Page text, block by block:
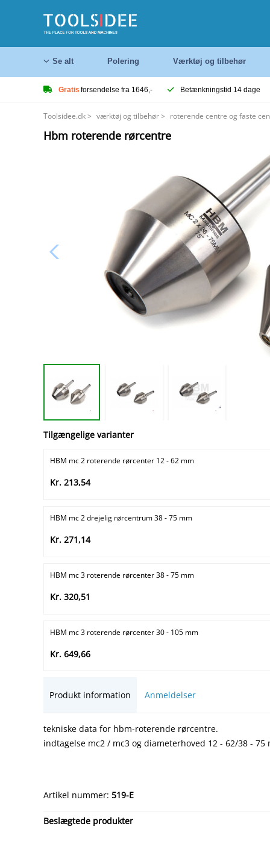
Se alt Polering Værktøj og tilbehør
Gratis forsendelse fra 1646,- Betænkningstid 14 dage
Toolsidee.dk> værktøj og tilbehør> roterende centre og faste
Hbm roterende rørcentre
Tilgængelige varianter
HBM mc 2 roterende rørcenter 12 - 62 mm
Kr. 213,54
HBM mc 2 drejelig rørcentrum 38 - 75 mm
Kr. 271,14
HBM mc 3 roterende rørcenter 38 - 75 mm
Kr. 320,51
HBM mc 3 roterende rørcenter 30 - 105 mm
Kr. 649,66
Produkt information Anmeldelser
tekniske data for hbm-roterende rørcentre.
indtagelse mc2 / mc3 og diameterhoved 12 - 62/38 - 75
Artikel nummer: 519-E
Beslægtede produkter